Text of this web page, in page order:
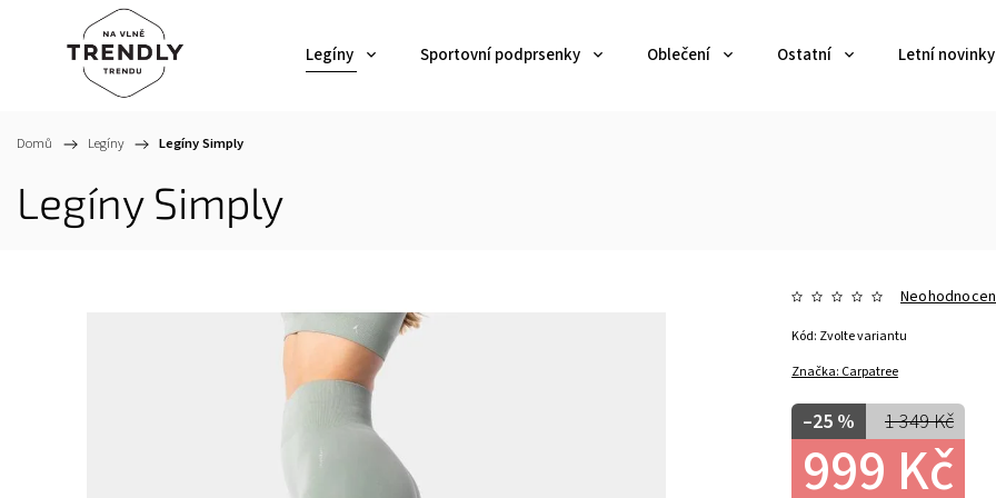
Legíny Sportovní podprsenky Oblečení Ostatní Letní novinky
Domů / Legíny / Legíny Simply
Legíny Simply
Značka: Carpatree
1 349 Kč
–25 %
999 Kč
Kód: Zvolte variantu